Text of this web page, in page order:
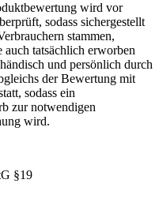
wird vor
sodass sichergestellt
stammen,
tatsächlich erworben
und persönlich durch
der Bewertung mit
sodass ein
zur notwendigen
wird.
§19